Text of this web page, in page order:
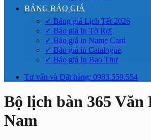
BẢNG BÁO GIÁ
✓ Bảng giá Lịch Tết 2026
✓ Báo giá In Tờ Rơi
✓ Báo giá in Name Card
✓ Báo giá in Catalogue
✓ Báo giá In Bao Thư
Tư vấn và Đặt hàng: 0983.559.554
Bộ lịch bàn 365 Văn
Nam